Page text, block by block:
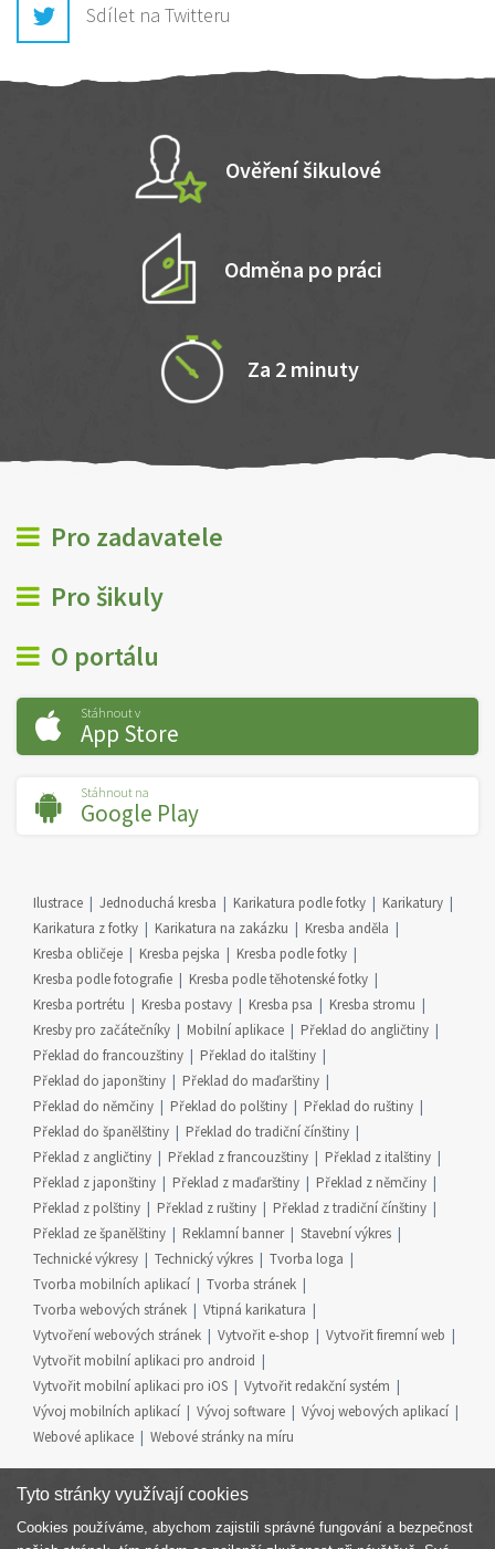
Sdílet na Twitteru
Ověření šikulové
Odměna po práci
Za 2 minuty
Pro zadavatele
Pro šikuly
O portálu
Stáhnout v
App Store
Stáhnout na
Google Play
Ilustrace Jednoduchá kresba Karikatura podle fotky
Karikatury
Karikatura z fotky
Karikatura na zakázku
Kresba anděla
Kresba obličeje
Kresba pejska
Kresba podle fotky
Kresba podle fotografie
Kresba podle těhotenské fotky
Kresba portrétu
Kresba postavy Kresba psa
Kresba stromu
Kresby pro začátečníky
Mobilní aplikace
Překlad do angličtiny
Překlad do francouzštiny
Překlad do italštiny
Překlad do japonštiny
Překlad do maďarštiny
Překlad do němčiny
Překlad do polštiny
Překlad do ruštiny
Překlad do španělštiny
Překlad do tradiční čínštiny
Překlad z angličtiny
Překlad z francouzštiny
Překlad z italštiny
Překlad z japonštiny
Překlad z maďarštiny
Překlad z němčiny
Překlad z polštiny
Překlad z ruštiny
Překlad z tradiční čínštiny
Překlad ze španělštiny
Reklamní banner
Stavební výkres
Technické výkresy
Technický výkres
Tvorba loga
Tvorba mobilních aplikací
Tvorba stránek
Tvorba webových stránek
Vtipná karikatura
Vytvoření webových stránek
Vytvořit e-shop
Vytvořit firemní web
Vytvořit mobilní aplikaci pro android
Vytvořit mobilní aplikaci pro iOS
Vytvořit redakční systém
Vývoj mobilních aplikací
Vývoj software
Vývoj webových aplikací
Webové aplikace
Webové stránky na míru
Tyto stránky využívají cookies
Cookies používáme, abychom zajistili správné fungování a bezpečnost